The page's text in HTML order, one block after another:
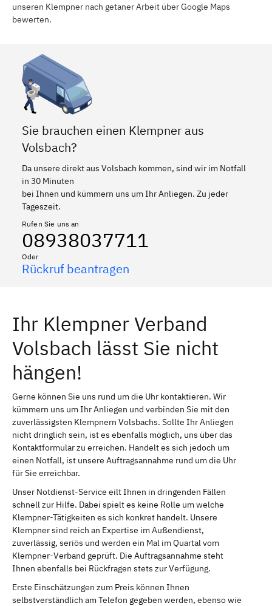
unseren Klempner nach getaner Arbeit über Google Maps
bewerten.
Sie brauchen einen Klempner aus
Volsbach?
Da unsere direkt aus Volsbach kommen, sind wir im Notfall
in 30 Minuten
bei Ihnen und kümmern uns um Ihr Anliegen. Zu jeder
Tageszeit.
Rufen Sie uns an
08938037711
Oder
Rückruf beantragen
Ihr Klempner Verband
Volsbach lässt Sie nicht
hängen!
Gerne können Sie uns rund um die Uhr kontaktieren. Wir
kümmern uns um Ihr Anliegen und verbinden Sie mit den
zuverlässigsten Klempnern Volsbachs. Sollte Ihr Anliegen
nicht dringlich sein, ist es ebenfalls möglich, uns über das
Kontaktformular zu erreichen. Handelt es sich jedoch um
einen Notfall, ist unsere Auftragsannahme rund um die Uhr
für Sie erreichbar.
Unser Notdienst-Service eilt Ihnen in dringenden Fällen
schnell zur Hilfe. Dabei spielt es keine Rolle um welche
Klempner-Tätigkeiten es sich konkret handelt. Unsere
Klempner sind reich an Expertise im Außendienst,
zuverlässig, seriös und werden ein Mal im Quartal vom
Klempner-Verband geprüft. Die Auftragsannahme steht
Ihnen ebenfalls bei Rückfragen stets zur Verfügung.
Erste Einschätzungen zum Preis können Ihnen
selbstverständlich am Telefon gegeben werden, ebenso wie